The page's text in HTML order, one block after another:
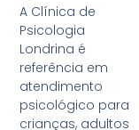
A Clínica de
Psicologia
Londrina é
referência em
atendimento
psicológico para
crianças, adultos